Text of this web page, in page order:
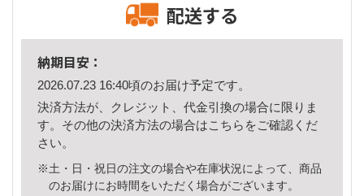
配送する
納期目安：
2026.07.23 16:40頃のお届け予定です。
決済方法が、クレジット、代金引換の場合に限りま
す。その他の決済方法の場合はこちら をご確認くだ
さい。
※土・日・祝日の注文の場合や在庫状況によって、商品
のお届けにお時間をいただく場合がございます。